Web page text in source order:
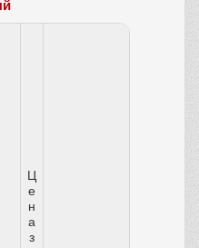
Ц
е
н
а
з